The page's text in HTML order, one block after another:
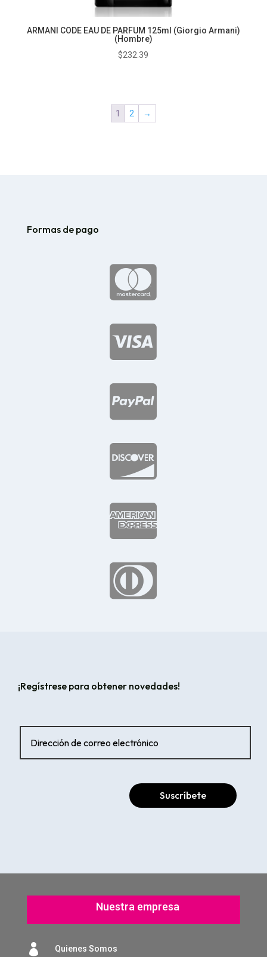
ARMANI CODE EAU DE PARFUM 125ml (Giorgio Armani)
(Hombre)
$232.39
1 2 →
Formas de pago






¡Regístrese para obtener novedades!
Suscríbete
Nuestra empresa
 Quienes Somos